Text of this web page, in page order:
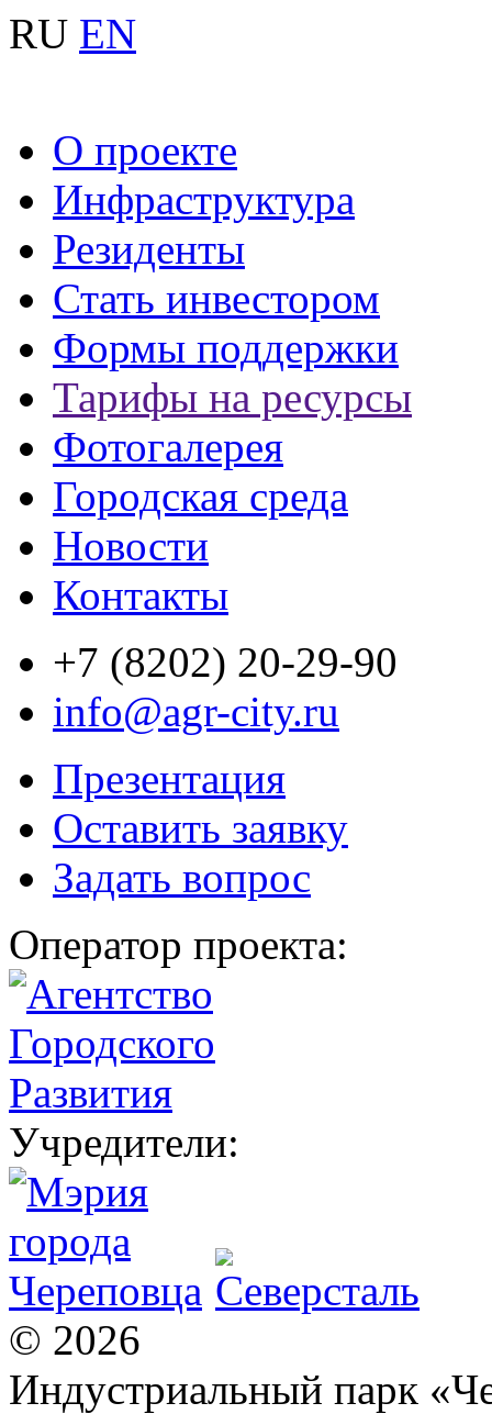
RU EN
О проекте
Инфраструктура
Резиденты
Стать инвестором
Формы поддержки
Тарифы на ресурсы
Фотогалерея
Городская среда
Новости
Контакты
+7 (8202) 20-29-90
info@agr-city.ru
Презентация
Оставить заявку
Задать вопрос
Оператор проекта:
Учредители:
© 2026
Индустриальный парк